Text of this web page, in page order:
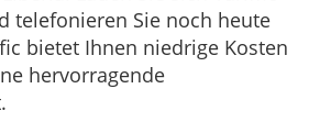
telefonieren Sie noch heute
bietet Ihnen niedrige Kosten
hervorragende